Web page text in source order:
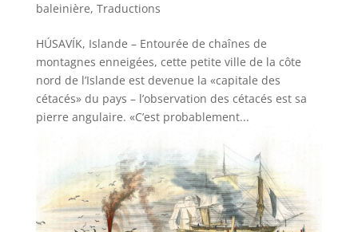
baleinière, Traductions
HÚSAVÍK, Islande – Entourée de chaînes de
montagnes enneigées, cette petite ville de la côte
nord de l’Islande est devenue la «capitale des
cétacés» du pays – l’observation des cétacés est sa
pierre angulaire. «C’est probablement...